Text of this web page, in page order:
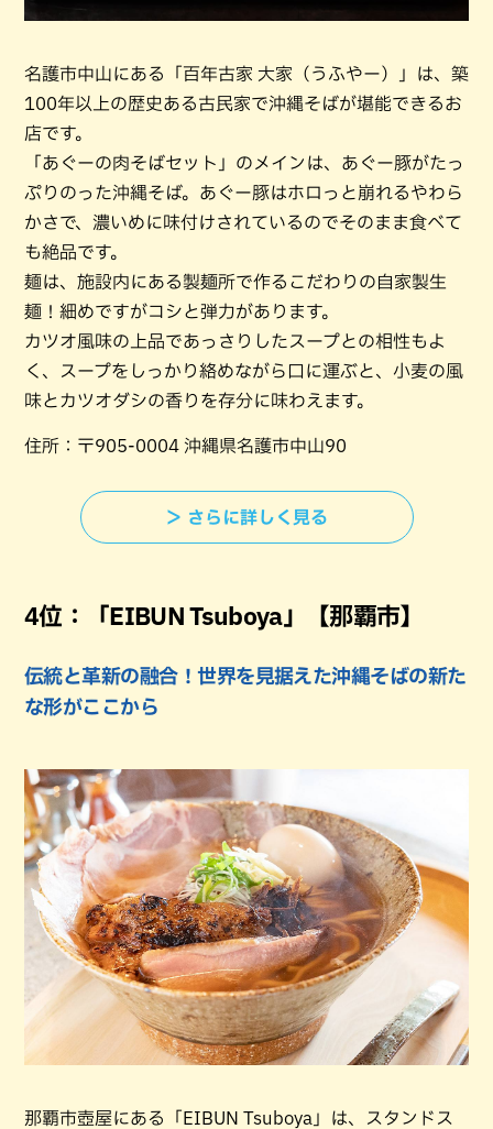
名護市中山にある「百年古家 大家（うふやー）」は、築
100年以上の歴史ある古民家で沖縄そばが堪能できるお
店です。
「あぐーの肉そばセット」のメインは、あぐー豚がたっ
ぷりのった沖縄そば。あぐー豚はホロっと崩れるやわら
かさで、濃いめに味付けされているのでそのまま食べて
も絶品です。
麺は、施設内にある製麺所で作るこだわりの自家製生
麺！細めですがコシと弾力があります。
カツオ風味の上品であっさりしたスープとの相性もよ
く、スープをしっかり絡めながら口に運ぶと、小麦の風
味とカツオダシの香りを存分に味わえます。
住所：〒905-0004 沖縄県名護市中山90
＞ さらに詳しく見る
4位：「EIBUN Tsuboya」【那覇市】
伝統と革新の融合！世界を見据えた沖縄そばの新た
な形がここから
那覇市壺屋にある「EIBUN Tsuboya」は、スタンドス